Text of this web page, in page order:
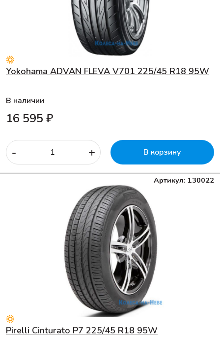
Yokohama ADVAN FLEVA V701 225/45 R18 95W
В наличии
16 595 ₽
- + В корзину
Артикул: 130022
Pirelli Cinturato P7 225/45 R18 95W